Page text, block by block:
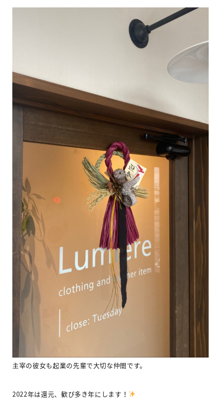
主宰の彼女も起業の先輩で大切な仲間です。
2022年は還元、歓び多き年にします！